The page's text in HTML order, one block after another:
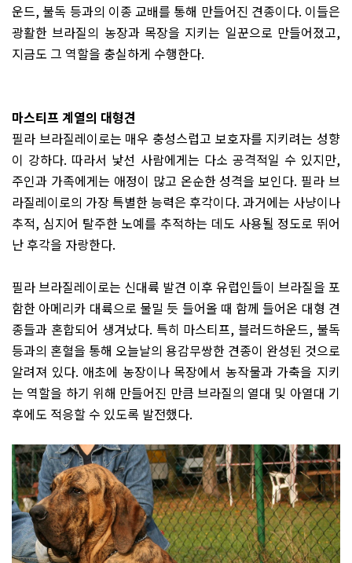
운드, 불독 등과의 이종 교배를 통해 만들어진 견종이다. 이들은
광활한 브라질의 농장과 목장을 지키는 일꾼으로 만들어졌고,
지금도 그 역할을 충실하게 수행한다.
마스티프 계열의 대형견
필라 브라질레이로는 매우 충성스럽고 보호자를 지키려는 성향
이 강하다. 따라서 낯선 사람에게는 다소 공격적일 수 있지만,
주인과 가족에게는 애정이 많고 온순한 성격을 보인다. 필라 브
라질레이로의 가장 특별한 능력은 후각이다. 과거에는 사냥이나
추적, 심지어 탈주한 노예를 추적하는 데도 사용될 정도로 뛰어
난 후각을 자랑한다.
필라 브라질레이로는 신대륙 발견 이후 유럽인들이 브라질을 포
함한 아메리카 대륙으로 물밀 듯 들어올 때 함께 들어온 대형 견
종들과 혼합되어 생겨났다. 특히 마스티프, 블러드하운드, 불독
등과의 혼혈을 통해 오늘날의 용감무쌍한 견종이 완성된 것으로
알려져 있다. 애초에 농장이나 목장에서 농작물과 가축을 지키
는 역할을 하기 위해 만들어진 만큼 브라질의 열대 및 아열대 기
후에도 적응할 수 있도록 발전했다.